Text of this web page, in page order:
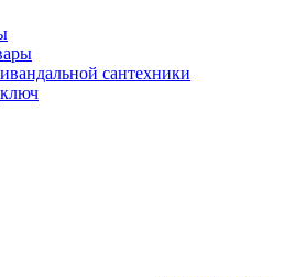
сантехники